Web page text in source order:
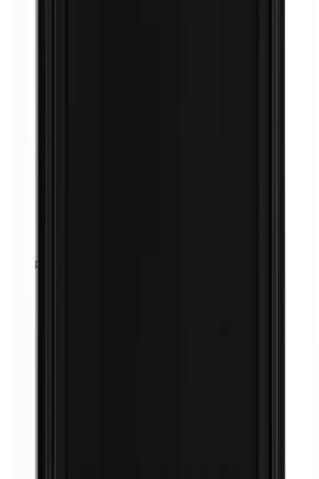
Parfum (mix)